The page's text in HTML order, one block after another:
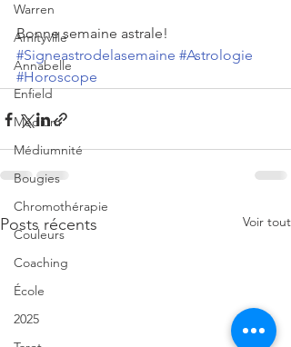
Warren
Amityville
Annabelle
Enfield
Médium
Médiumnité
Bougies
Chromothérapie
Couleurs
Coaching
École
2025
Bonne semaine astrale!
#Signeastrodelasemaine #Astrologie
#Horoscope
Posts récents Voir tout